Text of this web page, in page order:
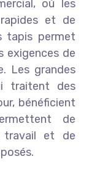
où les
et de
tapis permet
exigences de
Les grandes
traitent des
bénéficient
de
travail et de